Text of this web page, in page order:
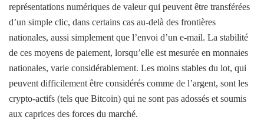
représentations numériques de valeur qui peuvent être transférées
d’un simple clic, dans certains cas au-delà des frontières
nationales, aussi simplement que l’envoi d’un e-mail. La stabilité
de ces moyens de paiement, lorsqu’elle est mesurée en monnaies
nationales, varie considérablement. Les moins stables du lot, qui
peuvent difficilement être considérés comme de l’argent, sont les
crypto-actifs (tels que Bitcoin) qui ne sont pas adossés et soumis
aux caprices des forces du marché.